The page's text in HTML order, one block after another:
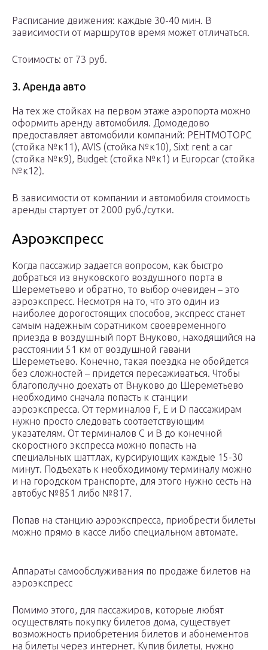
Расписание движения: каждые 30-40 мин. В
зависимости от маршрутов время может отличаться.
Стоимость: от 73 руб.
3. Аренда авто
На тех же стойках на первом этаже аэропорта можно
оформить аренду автомобиля. Домодедово
предоставляет автомобили компаний: РЕНТМОТОРС
(стойка №к11), AVIS (стойка №к10), Sixt rent a car
(стойка №к9), Budget (стойка №к1) и Europcar (стойка
№к12).
В зависимости от компании и автомобиля стоимость
аренды стартует от 2000 руб./сутки.
Аэроэкспресс
Когда пассажир задается вопросом, как быстро
добраться из внуковского воздушного порта в
Шереметьево и обратно, то выбор очевиден – это
аэроэкспресс. Несмотря на то, что это один из
наиболее дорогостоящих способов, экспресс станет
самым надежным соратником своевременного
приезда в воздушный порт Внуково, находящийся на
расстоянии 51 км от воздушной гавани
Шереметьево. Конечно, такая поездка не обойдется
без сложностей – придется пересаживаться. Чтобы
благополучно доехать от Внуково до Шереметьево
необходимо сначала попасть к станции
аэроэкспресса. От терминалов F, Е и D пассажирам
нужно просто следовать соответствующим
указателям. От терминалов С и В до конечной
скоростного экспресса можно попасть на
специальных шаттлах, курсирующих каждые 15-30
минут. Подъехать к необходимому терминалу можно
и на городском транспорте, для этого нужно сесть на
автобус №851 либо №817.
Попав на станцию аэроэкспресса, приобрести билеты
можно прямо в кассе либо специальном автомате.
Аппараты самообслуживания по продаже билетов на
аэроэкспресс
Помимо этого, для пассажиров, которые любят
осуществлять покупку билетов дома, существует
возможность приобретения билетов и абонементов
на билеты через интернет. Купив билеты, нужно